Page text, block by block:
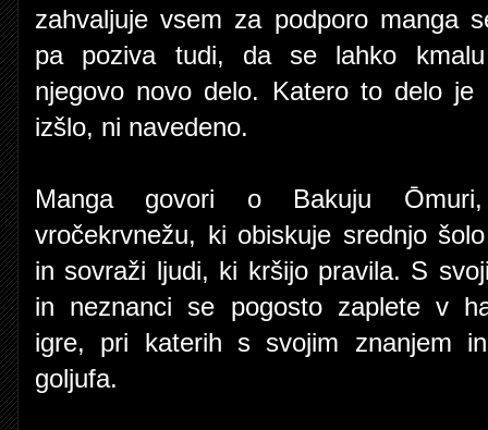
zahvaljuje vsem za podporo manga
pa poziva tudi, da se lahko kmalu
njegovo novo delo. Katero to delo je
izšlo, ni navedeno.
Manga govori o Bakuju
vročekrvnežu, ki obiskuje srednjo
in sovraži ljudi, ki kršijo pravila. S
in neznanci se pogosto zaplete v
igre, pri katerih s svojim znanjem
goljufa.